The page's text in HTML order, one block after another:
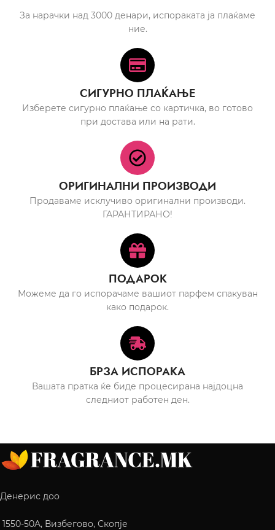
За нарачки над 3000 денари, испораката ја плаќаме
ние.
СИГУРНО ПЛАЌАЊЕ
Изберете сигурно плаќање со картичка, во готово
при достава или на рати.
ОРИГИНАЛНИ ПРОИЗВОДИ
Продаваме исклучиво оригинални производи.
ГАРАНТИРАНО!
ПОДАРОК
Можеме да го испорачаме вашиот парфем спакуван
како подарок.
БРЗА ИСПОРАКА
Вашата пратка ќе биде процесирана најдоцна
следниот работен ден.
Денерис доо
1550-50A, Визбегово, Скопје